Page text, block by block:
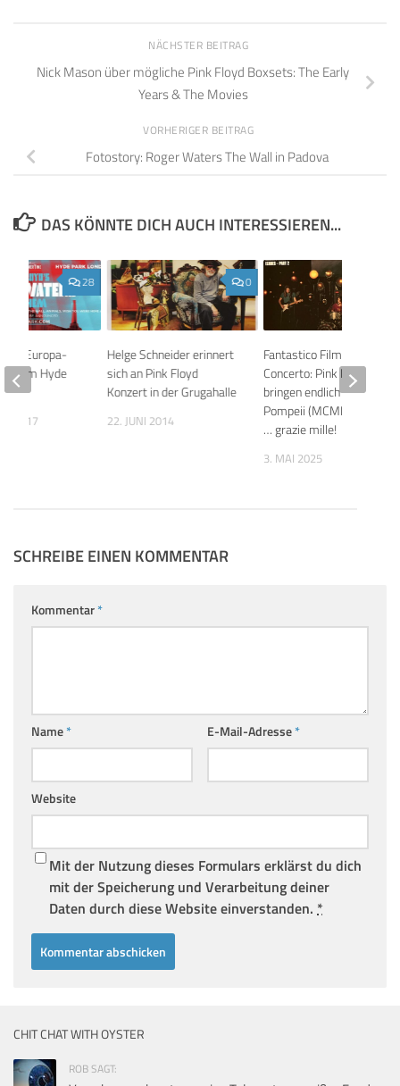
NÄCHSTER BEITRAG
Nick Mason über mögliche Pink Floyd Boxsets: The Early
Years & The Movies
VORHERIGER BEITRAG
Fotostory: Roger Waters The Wall in Padova
DAS KÖNNTE DICH AUCH INTERESSIEREN...
0
Helge Schneider erinnert
sich an Pink Floyd
Konzert in der Grugahalle
22. JUNI 2014
Fantastico Film del
Concerto: Pink Floyd
bringen endlich Live At
Pompeii (MCMLXXII) raus
… grazie mille!
3. MAI 2025
28
Europa-
Air im Hyde
2017
SCHREIBE EINEN KOMMENTAR
Kommentar*
Name* E-Mail-Adresse*
Website
Mit der Nutzung dieses Formulars erklärst du dich
mit der Speicherung und Verarbeitung deiner
Daten durch diese Website einverstanden. *
CHIT CHAT WITH OYSTER
ROB SAGT: